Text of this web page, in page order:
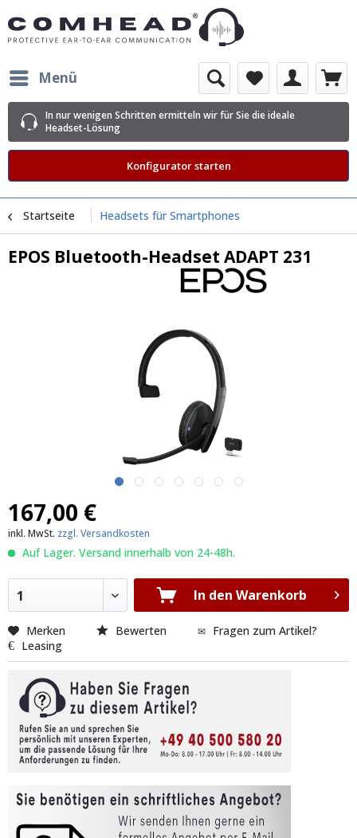
Menü
In nur wenigen Schritten ermitteln wir für Sie die ideale
Headset-Lösung
Konfigurator starten
Startseite Headsets für Smartphones
EPOS Bluetooth-Headset ADAPT 231
167,00 €
inkl. MwSt. zzgl. Versandkosten
Auf Lager. Versand innerhalb von 24-48h.
1 In den Warenkorb
Merken Bewerten
Fragen zum Artikel?
Leasing